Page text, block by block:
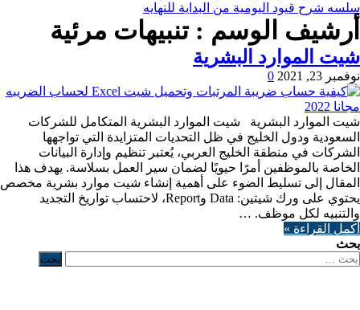
سلسه شرح قيود اليومية من البداية للنهايه
أرشيف الوسم :تنبيهات مرئية
شيت الموارد البشرية
نوفمبر 23, 2021 0
شيت الموارد البشرية شيت الموارد البشرية المتكامل للشركات
السعودية ودول الخليج في ظل التحديات المتزايدة التي تواجهها
الشركات في منطقة الخليج العربي، يُعتبر تنظيم وإدارة البيانات
الخاصة بالموظفين أمرًا حيويًا لضمان سير العمل بسلاسة. يهدف هذا
المقال إلى تسليط الضوء على أهمية إنشاء شيت موارد بشرية مخصص
يحتوي على ورك شيتين: Data وReport، لاحتساب تواريخ التجديد
والتنبيه لكل موظف. …
أكمل القراءة »
بحث
البحث